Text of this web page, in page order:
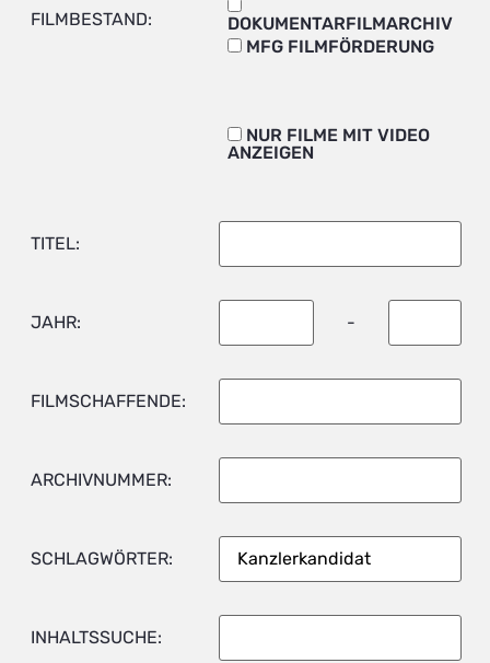
FILMBESTAND:
DOKUMENTARFILMARCHIV
MFG FILMFÖRDERUNG
NUR FILME MIT VIDEO
ANZEIGEN
TITEL:
JAHR: -
FILMSCHAFFENDE:
ARCHIVNUMMER:
SCHLAGWÖRTER:
INHALTSSUCHE: